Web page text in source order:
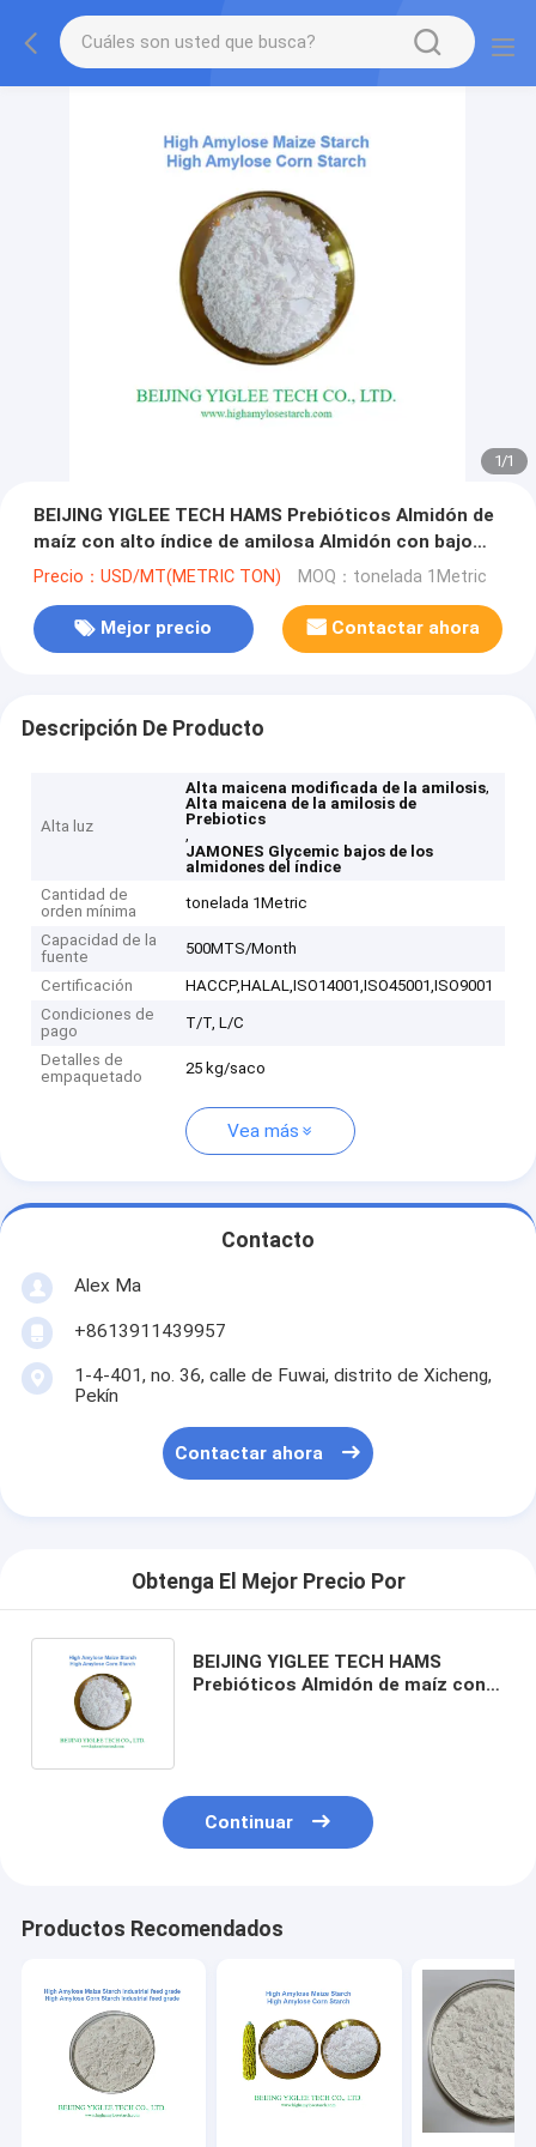
1/1
BEIJING YIGLEE TECH HAMS Prebióticos Almidón de
maíz con alto índice de amilosa Almidón con bajo
índice glucémico
Precio：USD/MT(METRIC TON) MOQ：tonelada 1Metric
Mejor precio Contactar ahora
Descripción De Producto
Alta luz
Alta maicena modificada de la amilosis,
Alta maicena de la amilosis de
Prebiotics
,
JAMONES Glycemic bajos de los
almidones del índice
Cantidad de
orden mínima
tonelada 1Metric
Capacidad de la
fuente
500MTS/Month
Certificación
HACCP,HALAL,ISO14001,ISO45001,ISO9001
Condiciones de
pago
T/T, L/C
Detalles de
empaquetado
25 kg/saco
Vea más
Contacto
Alex Ma
+8613911439957
1-4-401, no. 36, calle de Fuwai, distrito de Xicheng,
Pekín
Contactar ahora
Obtenga El Mejor Precio Por
BEIJING YIGLEE TECH HAMS
Prebióticos Almidón de maíz con
Continuar
Productos Recomendados